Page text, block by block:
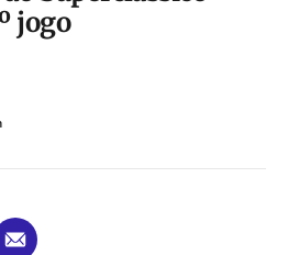
jogo